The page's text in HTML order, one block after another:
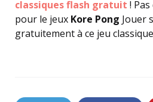
classiques flash gratuit !
pour le jeux Kore Pong Jouer
gratuitement à ce jeu classique